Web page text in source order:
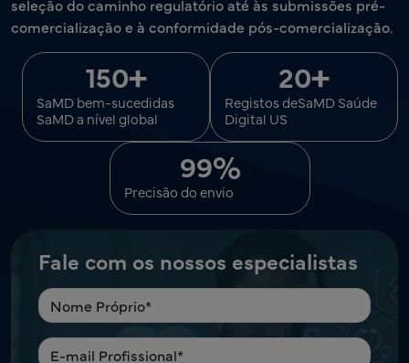
seleção do caminho regulatório até às submissões pré-
comercialização e à conformidade pós-comercialização. ​
150+
SaMD bem-sucedidas
SaMD a nível global
20+
Registos deSaMD Saúde
Digital US
99%
Precisão do envio
Fale com os nossos especialistas